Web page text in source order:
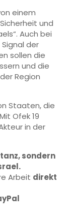
einem
und
Auch bei
der
sollen die
und die
Region
Staaten, die
Ofek 19
in der
sondern
Arbeit direkt